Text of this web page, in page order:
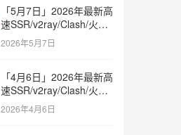
「5月7日」2026年最新高
速SSR/v2ray/Clash/火箭
节点免费分享
2026年5月7日
「4月6日」2026年最新高
速SSR/v2ray/Clash/火箭
节点免费分享
2026年4月6日